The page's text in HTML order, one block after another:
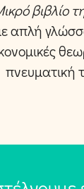
βιβλίο
απλή
πνευματική